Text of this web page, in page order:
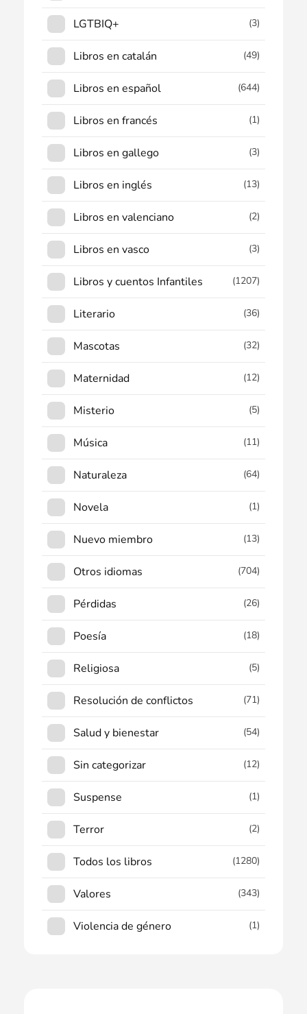
LGTBIQ+ (3)
Libros en catalán (49)
Libros en español (644)
Libros en francés (1)
Libros en gallego (3)
Libros en inglés (13)
Libros en valenciano (2)
Libros en vasco (3)
Libros y cuentos Infantiles (1207)
Literario (36)
Mascotas (32)
Maternidad (12)
Misterio (5)
Música (11)
Naturaleza (64)
Novela (1)
Nuevo miembro (13)
Otros idiomas (704)
Pérdidas (26)
Poesía (18)
Religiosa (5)
Resolución de conflictos (71)
Salud y bienestar (54)
Sin categorizar (12)
Suspense (1)
Terror (2)
Todos los libros (1280)
Valores (343)
Violencia de género (1)